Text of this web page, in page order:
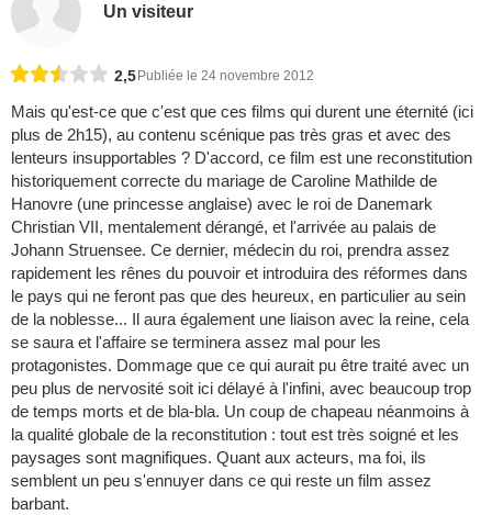
Un visiteur
2,5 Publiée le 24 novembre 2012
Mais qu'est-ce que c'est que ces films qui durent une éternité (ici
plus de 2h15), au contenu scénique pas très gras et avec des
lenteurs insupportables ? D'accord, ce film est une reconstitution
historiquement correcte du mariage de Caroline Mathilde de
Hanovre (une princesse anglaise) avec le roi de Danemark
Christian VII, mentalement dérangé, et l'arrivée au palais de
Johann Struensee. Ce dernier, médecin du roi, prendra assez
rapidement les rênes du pouvoir et introduira des réformes dans
le pays qui ne feront pas que des heureux, en particulier au sein
de la noblesse... Il aura également une liaison avec la reine, cela
se saura et l'affaire se terminera assez mal pour les
protagonistes. Dommage que ce qui aurait pu être traité avec un
peu plus de nervosité soit ici délayé à l'infini, avec beaucoup trop
de temps morts et de bla-bla. Un coup de chapeau néanmoins à
la qualité globale de la reconstitution : tout est très soigné et les
paysages sont magnifiques. Quant aux acteurs, ma foi, ils
semblent un peu s'ennuyer dans ce qui reste un film assez
barbant.